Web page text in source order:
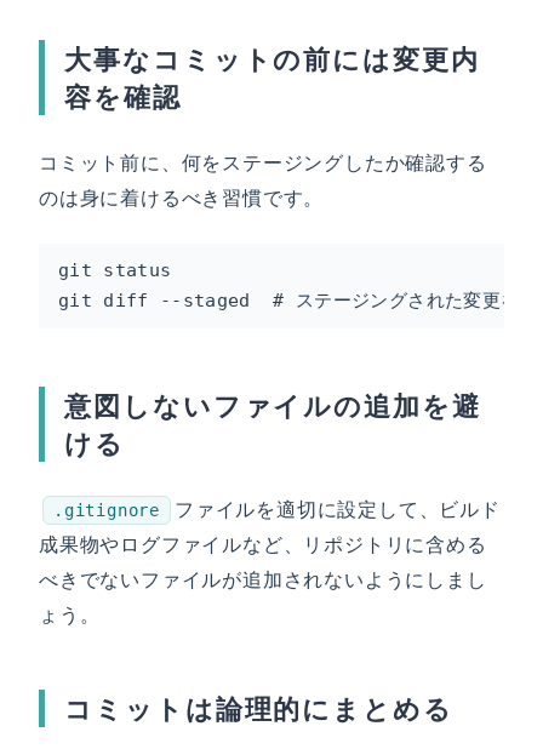
大事なコミットの前には変更内
容を確認
コミット前に、何をステージングしたか確認する
のは身に着けるべき習慣です。
git status
git diff --staged  # ステージングされた変更を表
意図しないファイルの追加を避
ける
.gitignore
ファイルを適切に設定して、ビルド
成果物やログファイルなど、リポジトリに含める
べきでないファイルが追加されないようにしまし
ょう。
コミットは論理的にまとめる